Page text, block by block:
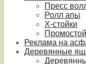
Пресс
Ролл апы
Х-стойки
Реклама на
Деревянные